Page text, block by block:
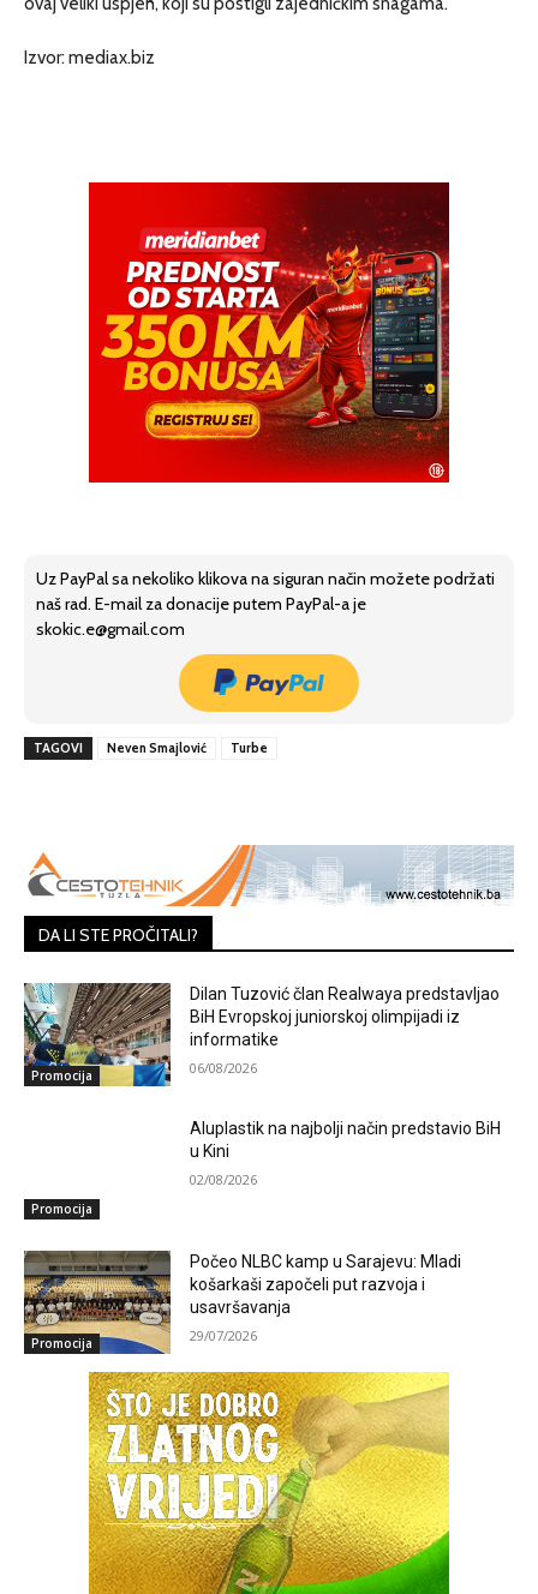
Izvor: mediax.biz
Uz PayPal sa nekoliko klikova na siguran način možete podržati
naš rad. E-mail za donacije putem PayPal-a je
skokic.e@gmail.com
TAGOVI Neven Smajlović Turbe
DA LI STE PROČITALI?
Promocija
Dilan Tuzović član Realwaya predstavljao
BiH Evropskoj juniorskoj olimpijadi iz
informatike
06/08/2026
Promocija
Aluplastik na najbolji način predstavio BiH
u Kini
02/08/2026
Promocija
Počeo NLBC kamp u Sarajevu: Mladi
košarkaši započeli put razvoja i
usavršavanja
29/07/2026